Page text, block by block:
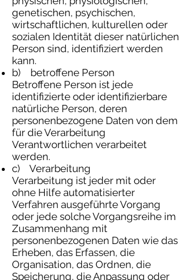
genetischen, psychischen,
wirtschaftlichen, kulturellen oder
sozialen Identität dieser natürlichen
Person sind, identifiziert werden
kann.
b) betroffene Person
Betroffene Person ist jede
identifizierte oder identifizierbare
natürliche Person, deren
personenbezogene Daten von dem
für die Verarbeitung
Verantwortlichen verarbeitet
werden.
c) Verarbeitung
Verarbeitung ist jeder mit oder
ohne Hilfe automatisierter
Verfahren ausgeführte Vorgang
oder jede solche Vorgangsreihe im
Zusammenhang mit
personenbezogenen Daten wie das
Erheben, das Erfassen, die
Organisation, das Ordnen, die
Speicherung, die Anpassung oder